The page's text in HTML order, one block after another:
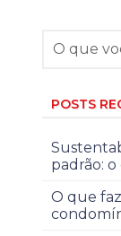
POSTS
padrão:
O que